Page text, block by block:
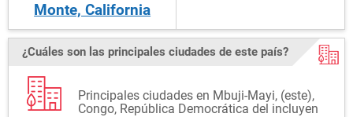
Monte, California
¿Cuáles son las principales ciudades de este país?
Principales ciudades en Mbuji-Mayi, (este),
Congo, República Democrática del incluyen